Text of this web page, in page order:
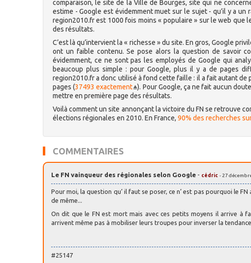
comparaison, le site de la Ville de Bourges, site qui ne
estime - Google est évidemment muet sur le sujet - qu’il y a
region2010.fr est 1000 fois moins « populaire » sur le web que
des résultats.
C’est là qu’intervient la « richesse » du site. En gros, Google
ont un faible contenu. Se pose alors la question de savoir
évidemment, ce ne sont pas les employés de Google qui
beaucoup plus simple : pour Google, plus il y a de pages
region2010.fr a donc utilisé à fond cette faille : il a fait autant de
pages (37493 exactement
). Pour Google, ça ne fait aucun
mettre en première page des résultats.
Voilà comment un site annonçant la victoire du FN se retrouve
élections régionales en 2010. En France, 90% des recherches
COMMENTAIRES
Le FN vainqueur des régionales selon Google - cédric - 27
Pour moi, la question qu’ il faut se poser, ce n’ est pas pourquoi le
de même...
On dit que le FN est mort mais avec ces petits moyens il arrive à
arrivent même pas à mobiliser leurs troupes pour inverser la
#25147